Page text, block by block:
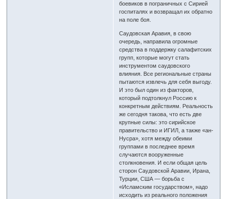
боевиков в пограничных с Сирией
госпиталях и возвращал их обратно
на поле боя.
Саудовская Аравия, в свою
очередь, направила огромные
средства в поддержку салафитских
групп, которые могут стать
инструментом саудовского
влияния. Все региональные страны
пытаются извлечь для себя выгоду.
И это был один из факторов,
который подтолкнул Россию к
конкретным действиям. Реальность
же сегодня такова, что есть две
крупные силы: это сирийское
правительство и ИГИЛ, а также «ан-
Нусра», хотя между обеими
группами в последнее время
случаются вооруженные
столкновения. И если общая цель
сторон Саудовской Аравии, Ирана,
Турции, США — борьба с
«Исламским государством», надо
исходить из реального положения